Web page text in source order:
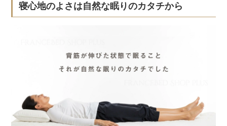
寝心地のよさは自然な眠りのカタチから